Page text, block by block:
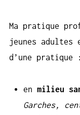
Ma pratique
jeunes
d’une pratique :
en milieu
Garches,